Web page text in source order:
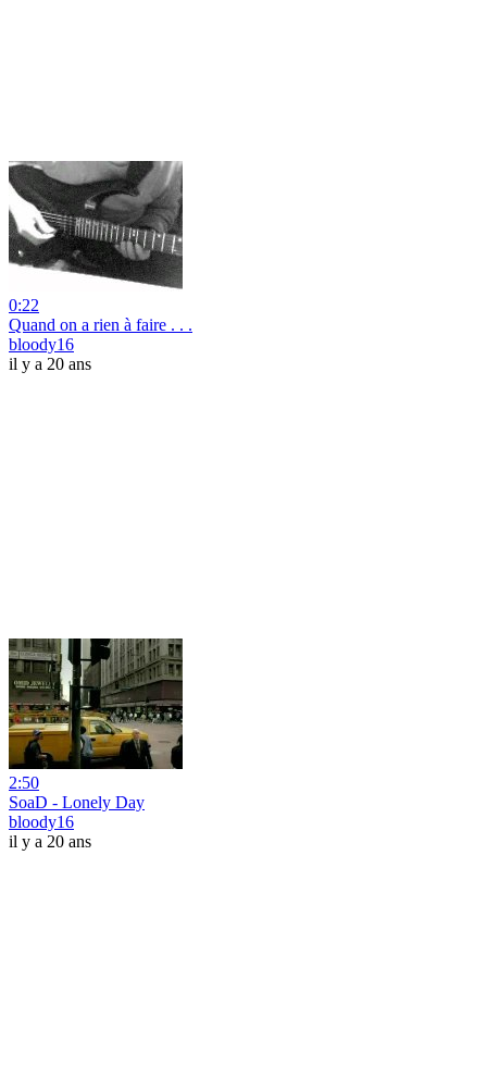
0:22
Quand on a rien à faire . . .
bloody16
il y a 20 ans
2:50
SoaD - Lonely Day
bloody16
il y a 20 ans